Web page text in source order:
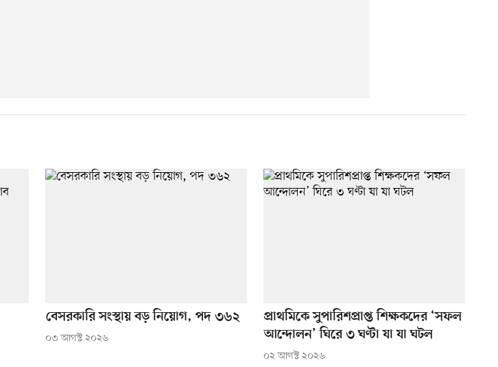
বেসরকারি সংস্থায় বড় নিয়োগ, পদ ৩৬২
০৩ আগস্ট ২০২৬
প্রাথমিকে সুপারিশপ্রাপ্ত শিক্ষকদের ‘সফল
আন্দোলন’ ঘিরে ৩ ঘণ্টা যা যা ঘটল
০২ আগস্ট ২০২৬